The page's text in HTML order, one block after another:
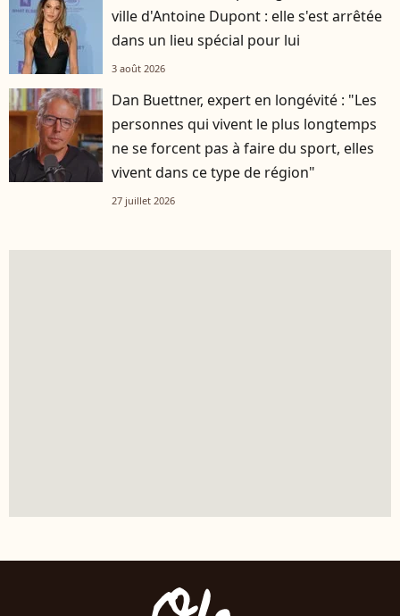
ville d'Antoine Dupont : elle s'est arrêtée
dans un lieu spécial pour lui
3 août 2026
Dan Buettner, expert en longévité : "Les
personnes qui vivent le plus longtemps
ne se forcent pas à faire du sport, elles
vivent dans ce type de région"
27 juillet 2026